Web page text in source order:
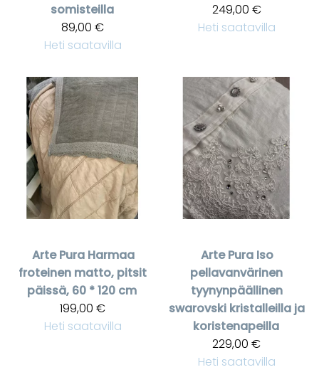
somisteilla
89,00 €
Heti saatavilla
249,00 €
Heti saatavilla
Arte Pura Harmaa
froteinen matto, pitsit
päissä, 60 * 120 cm
199,00 €
Heti saatavilla
Arte Pura Iso
pellavanvärinen
tyynynpäällinen
swarovski kristalleilla ja
koristenapeilla
229,00 €
Heti saatavilla